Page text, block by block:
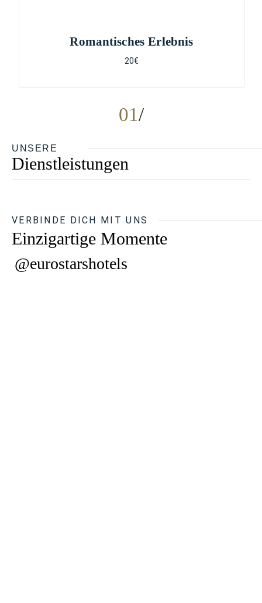
01
Romantisches Erlebnis
20€
UNSERE
Dienstleistungen
VERBINDE DICH MIT UNS
Einzigartige Momente
@eurostarshotels